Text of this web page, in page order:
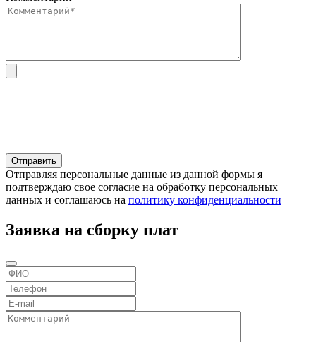
Отправляя персональные данные из данной формы я
подтверждаю свое согласие на обработку персональных
данных и соглашаюсь на политику конфиденциальности
Заявка на сборку плат